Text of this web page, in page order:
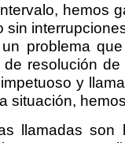
hemos
sin
problema
de resolución
y
situación,
llamadas son